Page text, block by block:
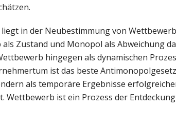
in der Neubestimmung von
Zustand und Monopol als Abweichung
hingegen als dynamischen
ist das beste
als temporäre Ergebnisse
ist ein Prozess der